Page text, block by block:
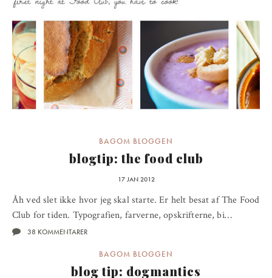
BAGOM BLOGGEN
blogtip: the food club
17 JAN 2012
Åh ved slet ikke hvor jeg skal starte. Er helt besat af The Food
Club for tiden. Typografien, farverne, opskrifterne, bi…
38 KOMMENTARER
BAGOM BLOGGEN
blog tip: dogmantics